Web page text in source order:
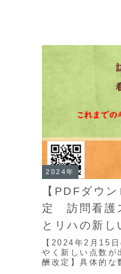
2024年
【PDFダウ
定 訪問看護
とリハの新し
【2024年2月15
やく新しい点数
酬改定】具体的